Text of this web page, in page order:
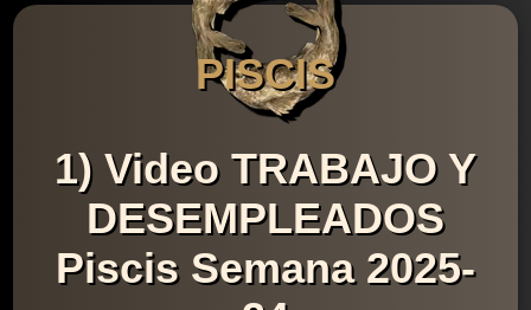
PISCIS
1) Video TRABAJO Y
DESEMPLEADOS
Piscis Semana 2025-